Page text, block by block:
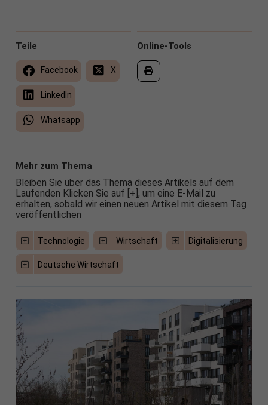
Online-Tools
Teile
Facebook X
LinkedIn
Whatsapp
Mehr zum Thema
Bleiben Sie über das Thema dieses Artikels auf dem
Laufenden Klicken Sie auf [+], um eine E-Mail zu
erhalten, sobald wir einen neuen Artikel mit diesem Tag
veröffentlichen
Technologie Wirtschaft Digitalisierung
Deutsche Wirtschaft